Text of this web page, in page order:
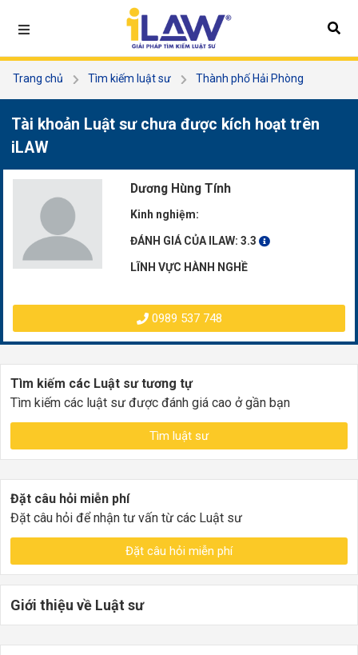
Trang chủ Tìm kiếm luật sư
Thành phố Hải Phòng
Tài khoản Luật sư chưa được kích hoạt trên
iLAW
Dương Hùng Tính
Kinh nghiệm:
ĐÁNH GIÁ CỦA ILAW: 3.3
LĨNH VỰC HÀNH NGHỀ
0989 537 748
Tìm kiếm các Luật sư tương tự
Tìm kiếm các luật sư được đánh giá cao ở gần bạn
Tìm luật sư
Đặt câu hỏi miễn phí
Đặt câu hỏi để nhận tư vấn từ các Luật sư
Đặt câu hỏi miễn phí
Giới thiệu về Luật sư